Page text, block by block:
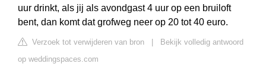
uur drinkt, als jij als avondgast 4 uur op een bruiloft
bent, dan komt dat grofweg neer op 20 tot 40 euro.
Verzoek tot verwijderen van bron
Bekijk volledig antwoord
op weddingspaces.com